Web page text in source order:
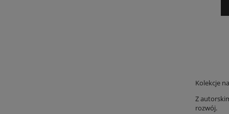
Kolekcje
Z
rozwój.